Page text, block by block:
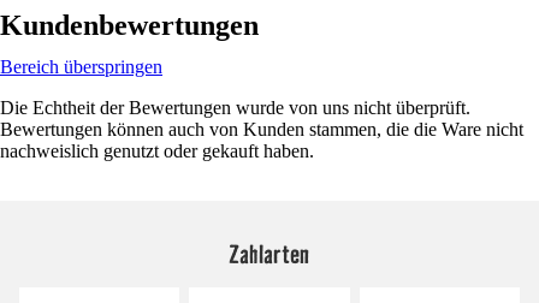
Kundenbewertungen
Bereich überspringen
Die Echtheit der Bewertungen wurde von uns nicht überprüft.
Bewertungen können auch von Kunden stammen, die die Ware nicht
nachweislich genutzt oder gekauft haben.
Zahlarten